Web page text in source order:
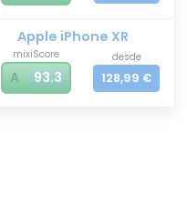
Apple iPhone XR
mixiScore
A 93.3
desde
128,99 €